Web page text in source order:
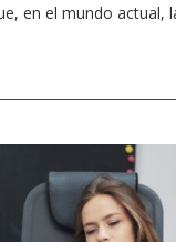
en el mundo actual,